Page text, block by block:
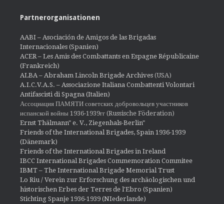
Partnerorganisationen
AABI – Asociación de Amigos de las Brigadas
Internacionales (Spanien)
ACER – Les Amis des Combattants en Espagne Républicaine
(Frankreich)
ALBA – Abraham Lincoln Brigade Archives (USA)
A.I.C.V.A.S. – Associazione Italiana Combattenti Volontari
Antifascisti di Spagna (Italien)
Ассоциация ПАМЯТИ советских добровольцев участников
испанской войны 1936-1939гг (Russische Föderation)
Ernst Thälmann" e. V., Ziegenhals-Berlin"
Friends of the International Brigades, Spain 1936-1939
(Dänemark)
Friends of the International Brigades in Ireland
IBCC International Brigades Commemoration Commitee
IBMT – The International Brigade Memorial Trust
Lo Riu / Verein zur Erforschung des archäologischen und
historischen Erbes der Terres de l'Ebro (Spanien)
Stichting Spanje 1936-1939 (NIederlande)